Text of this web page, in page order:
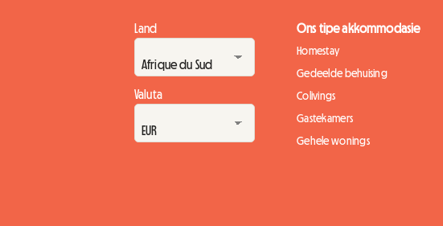
Land
Valuta
Ons tipe akkommodasie
Homestay
Gedeelde behuising
Colivings
Gastekamers
Gehele wonings